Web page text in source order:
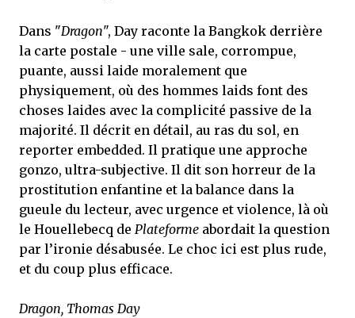
Dans "Dragon", Day raconte la Bangkok derrière
la carte postale - une ville sale, corrompue,
puante, aussi laide moralement que
physiquement, où des hommes laids font des
choses laides avec la complicité passive de la
majorité. Il décrit en détail, au ras du sol, en
reporter embedded. Il pratique une approche
gonzo, ultra-subjective. Il dit son horreur de la
prostitution enfantine et la balance dans la
gueule du lecteur, avec urgence et violence, là où
le Houellebecq de Plateforme abordait la question
par l’ironie désabusée. Le choc ici est plus rude,
et du coup plus efficace.
Dragon, Thomas Day